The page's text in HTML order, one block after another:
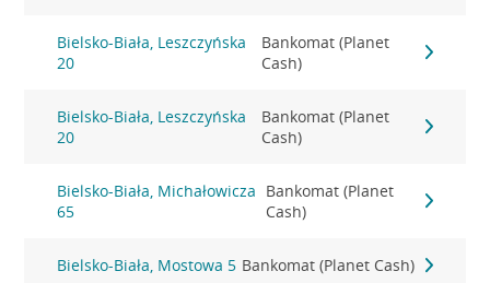
Bielsko-Biała, Leszczyńska
20
Bankomat (Planet
Cash)
Bielsko-Biała, Leszczyńska
20
Bankomat (Planet
Cash)
Bielsko-Biała, Michałowicza
65
Bankomat (Planet
Cash)
Bielsko-Biała, Mostowa 5 Bankomat (Planet Cash)